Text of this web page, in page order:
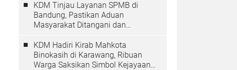
KDM Tinjau Layanan SPMB di
Bandung, Pastikan Aduan
Masyarakat Ditangani dan
KDM Hadiri Kirab Mahkota
Binokasih di Karawang, Ribuan
Warga Saksikan Simbol Kejayaan